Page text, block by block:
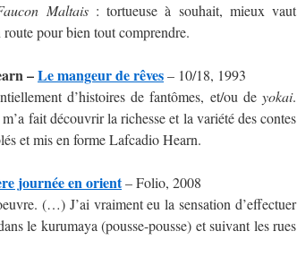
Maltais: tortueuse à souhait, mieux vaut
route pour bien tout comprendre.
–Le mangeur de rêves– 10/18, 1993
d’histoires de fantômes, et/ou de yokai.
fait découvrir la richesse et la variété des contes
et mis en forme Lafcadio Hearn.
journée en orient– Folio, 2008
(…) J’ai vraiment eu la sensation d’effectuer
le kurumaya (pousse-pousse) et suivant les rues